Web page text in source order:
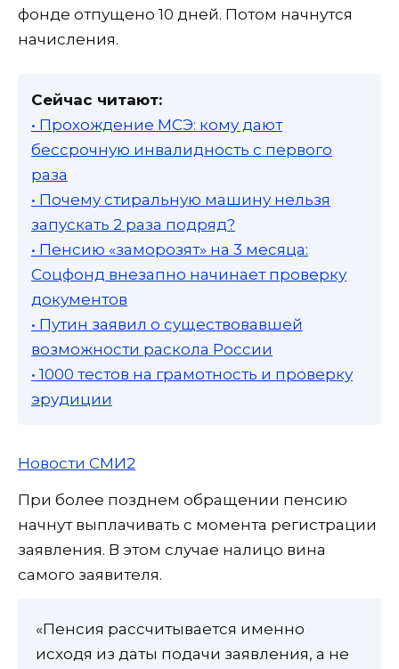
фонде отпущено 10 дней. Потом начнутся
начисления.
Сейчас читают:
• Прохождение МСЭ: кому дают
бессрочную инвалидность с первого
раза
• Почему стиральную машину нельзя
запускать 2 раза подряд?
• Пенсию «заморозят» на 3 месяца:
Соцфонд внезапно начинает проверку
документов
• Путин заявил о существовавшей
возможности раскола России
• 1000 тестов на грамотность и проверку
эрудиции
Новости СМИ2
При более позднем обращении пенсию
начнут выплачивать с момента регистрации
заявления. В этом случае налицо вина
самого заявителя.
«Пенсия рассчитывается именно
исходя из даты подачи заявления, а не